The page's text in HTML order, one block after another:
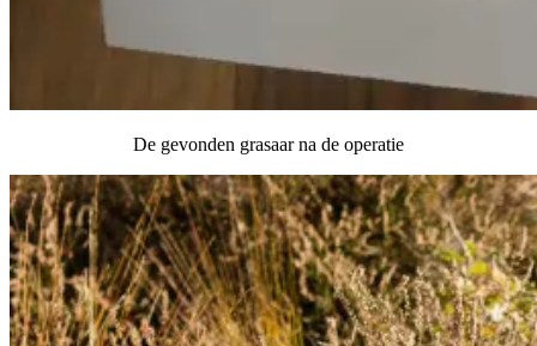
De gevonden grasaar na de operatie